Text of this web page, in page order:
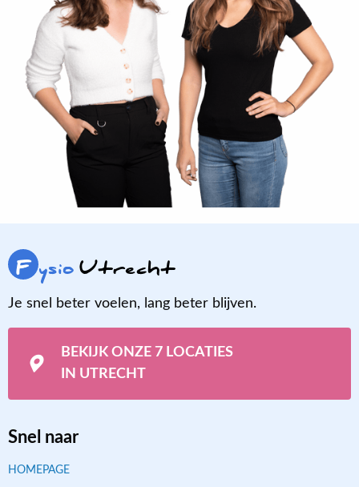
F ysioUtrecht
Je snel beter voelen, lang beter blijven.
BEKIJK ONZE 7 LOCATIES
IN UTRECHT
Snel naar
HOMEPAGE